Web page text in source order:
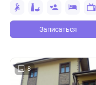
Записаться
8